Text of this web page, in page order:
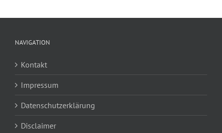
NAVIGATION
Kontakt
Impressum
Datenschutzerklärung
Disclaimer